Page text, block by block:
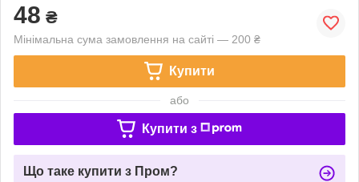
48 ₴
Мінімальна сума замовлення на сайті — 200 ₴
Купити
або
Купити з
Що таке купити з Пром?